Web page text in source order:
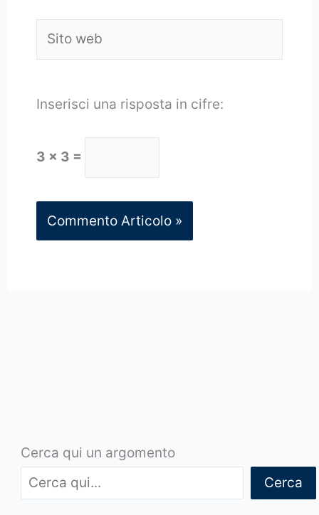
web
Inserisci una risposta in cifre:
3 × 3 =
Cerca qui un argomento
Cerca